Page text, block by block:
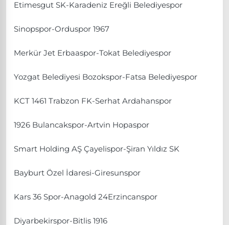
Etimesgut SK-Karadeniz Ereğli Belediyespor
Sinopspor-Orduspor 1967
Merkür Jet Erbaaspor-Tokat Belediyespor
Yozgat Belediyesi Bozokspor-Fatsa Belediyespor
KCT 1461 Trabzon FK-Serhat Ardahanspor
1926 Bulancakspor-Artvin Hopaspor
Smart Holding AŞ Çayelispor-Şiran Yıldız SK
Bayburt Özel İdaresi-Giresunspor
Kars 36 Spor-Anagold 24Erzincanspor
Diyarbekirspor-Bitlis 1916